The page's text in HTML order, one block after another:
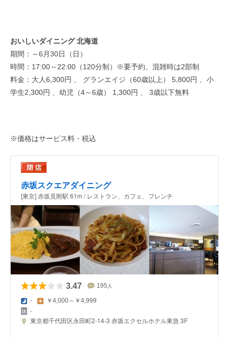
おいしいダイニング 北海道
期間：～6月30日（日）
時間：17:00～22:00（120分制）※要予約、混雑時は2部制
料金：大人6,300円 、 グランエイジ（60歳以上） 5,800円 、小
学生2,300円 、幼児（4～6歳） 1,300円 、 3歳以下無料
※価格はサービス料・税込
赤坂スクエアダイニング
[東京] 赤坂見附駅 61m / レストラン、カフェ、フレンチ
3.47 195 人
- ￥4,000～￥4,999
-
東京都千代田区永田町2-14-3 赤坂エクセルホテル東急 3F